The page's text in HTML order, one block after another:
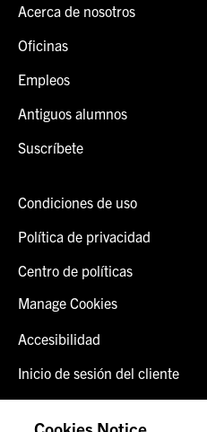
Acerca de nosotros
Oficinas
Empleos
Antiguos alumnos
Suscríbete
Condiciones de uso
Política de privacidad
Centro de políticas
Manage Cookies
Accesibilidad
Inicio de sesión del cliente